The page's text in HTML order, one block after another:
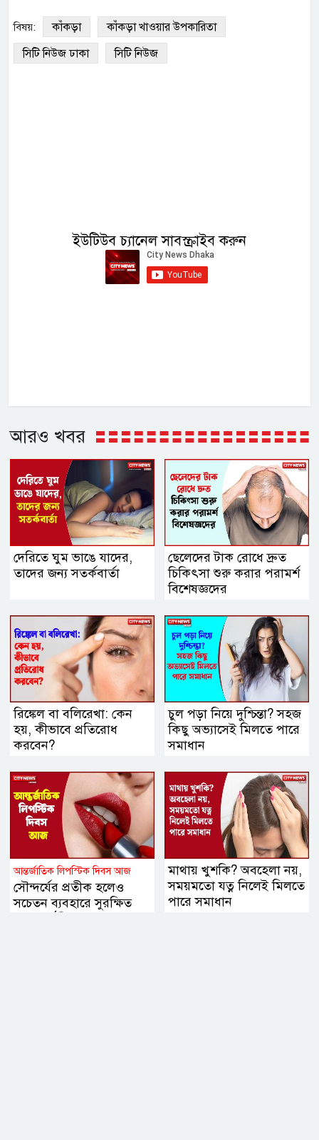
বিষয়: কাঁকড়া
কাঁকড়া খাওয়ার উপকারিতা
সিটি নিউজ ঢাকা
সিটি নিউজ
ইউটিউব চ্যানেল সাবস্ক্রাইব করুন
আরও খবর
দেরিতে ঘুম ভাঙে যাদের,
তাদের জন্য সতর্কবার্তা
ছেলেদের টাক রোধে দ্রুত
চিকিৎসা শুরু করার পরামর্শ
বিশেষজ্ঞদের
রিঙ্কেল বা বলিরেখা: কেন
হয়, কীভাবে প্রতিরোধ
করবেন?
চুল পড়া নিয়ে দুশ্চিন্তা? সহজ
কিছু অভ্যাসেই মিলতে পারে
সমাধান
আন্তর্জাতিক লিপস্টিক দিবস আজ
সৌন্দর্যের প্রতীক হলেও
সচেতন ব্যবহারে সুরক্ষিত
মাথায় খুশকি? অবহেলা নয়,
সময়মতো যত্ন নিলেই মিলতে
পারে সমাধান